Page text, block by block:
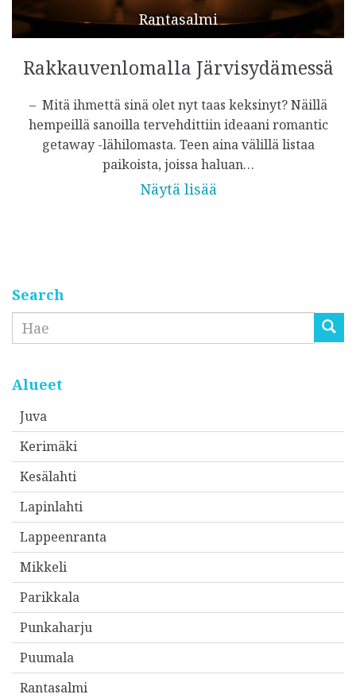
Rantasalmi
Rakkauvenlomalla Järvisydämessä
– Mitä ihmettä sinä olet nyt taas keksinyt? Näillä
hempeillä sanoilla tervehdittiin ideaani romantic
getaway -lähilomasta. Teen aina välillä listaa
paikoista, joissa haluan…
Näytä lisää
Search
Etsi
Alueet
Juva
Kerimäki
Kesälahti
Lapinlahti
Lappeenranta
Mikkeli
Parikkala
Punkaharju
Puumala
Rantasalmi